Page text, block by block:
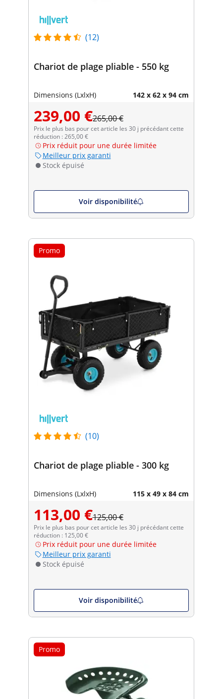
(12)
Chariot de plage pliable - 550 kg
Dimensions (LxlxH) 142 x 62 x 94 cm
239,00 €265,00 €
Prix le plus bas pour cet article les 30 j précédant cette
réduction : 265,00 €
Prix réduit pour une durée limitée
Meilleur prix garanti
Stock épuisé
Voir disponibilité
Promo
(10)
Chariot de plage pliable - 300 kg
Dimensions (LxlxH) 115 x 49 x 84 cm
113,00 €125,00 €
Prix le plus bas pour cet article les 30 j précédant cette
réduction : 125,00 €
Prix réduit pour une durée limitée
Meilleur prix garanti
Stock épuisé
Voir disponibilité
Promo